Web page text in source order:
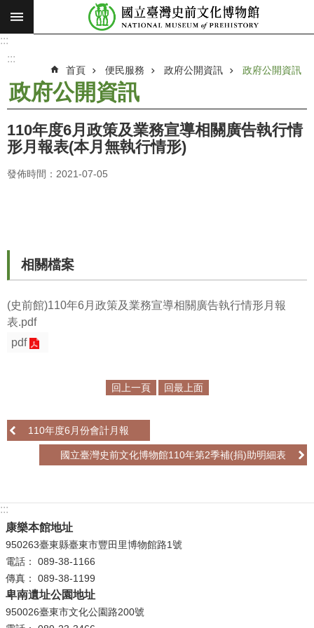
跳到主要內容區塊
搜
願
使
命
最
參
觀
覽
學
認
識
服
務
性
別
平
:::
:::
首頁 便民服務 政府公開資訊 政府公開資訊
政府公開資訊
110年度6月政策及業務宣導相關廣告執行情
形月報表(本月無執行情形)
發佈時間：2021-07-05
相關檔案
(史前館)110年6月政策及業務宣導相關廣告執行情形月報
表.pdf
pdf
回上一頁 回最上面
110年度6月份會計月報
國立臺灣史前文化博物館110年第2季補(捐)助明細表
:::
康樂本館地址
950263臺東縣臺東市豐田里博物館路1號
電話： 089-38-1166
傳真： 089-38-1199
卑南遺址公園地址
950026臺東市文化公園路200號